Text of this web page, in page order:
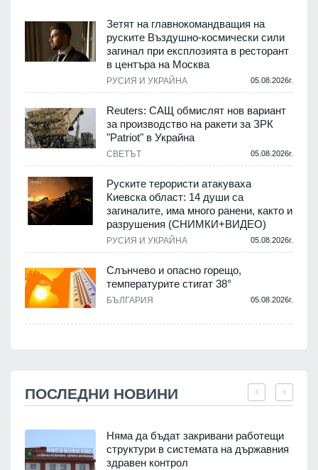
Зетят на главнокомандващия на
руските Въздушно-космически сили
загинал при експлозията в ресторант
в центъра на Москва
РУСИЯ И УКРАЙНА 05.08.2026г.
Reuters: САЩ обмислят нов вариант
за производство на ракети за ЗРК
"Patriot" в Украйна
СВЕТЪТ 05.08.2026г.
Руските терористи атакуваха
Киевска област: 14 души са
загиналите, има много ранени, както и
разрушения (СНИМКИ+ВИДЕО)
РУСИЯ И УКРАЙНА 05.08.2026г.
Слънчево и опасно горещо,
температурите стигат 38°
БЪЛГАРИЯ 05.08.2026г.
ПОСЛЕДНИ НОВИНИ
Няма да бъдат закривани работещи
структури в системата на държавния
здравен контрол